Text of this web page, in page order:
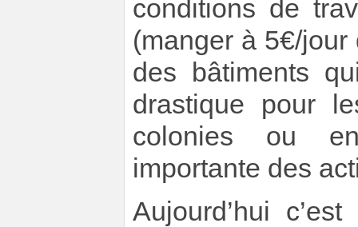
conditions de
(manger à 5€/
des bâtiments
drastique pour
colonies ou
importante des
Aujourd’hui